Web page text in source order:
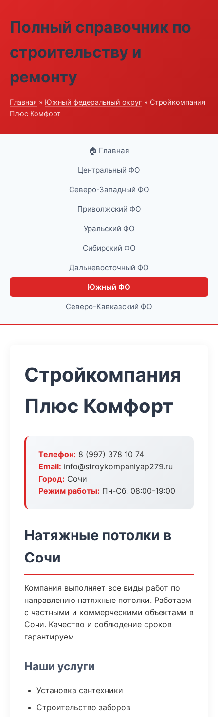
Полный справочник по
строительству и
ремонту
Главная » Южный федеральный округ » Стройкомпания
Плюс Комфорт
🏠 Главная
Центральный ФО
Северо-Западный ФО
Приволжский ФО
Уральский ФО
Сибирский ФО
Дальневосточный ФО
Южный ФО
Северо-Кавказский ФО
Стройкомпания
Плюс Комфорт
Телефон: 8 (997) 378 10 74
Email: info@stroykompaniyap279.ru
Город: Сочи
Режим работы: Пн-Сб: 08:00-19:00
Натяжные потолки в
Сочи
Компания выполняет все виды работ по
направлению натяжные потолки. Работаем
с частными и коммерческими объектами в
Сочи. Качество и соблюдение сроков
гарантируем.
Наши услуги
Установка сантехники
Строительство заборов